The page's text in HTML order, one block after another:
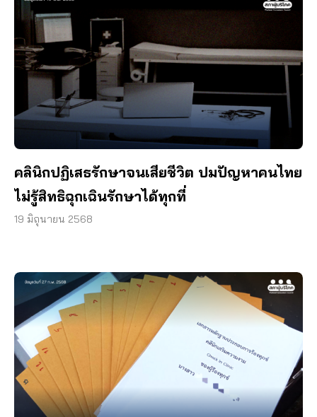
คลินิกปฏิเสธรักษาจนเสียชีวิต ปมปัญหาคนไทย
ไม่รู้สิทธิฉุกเฉินรักษาได้ทุกที่
19 มิถุนายน 2568